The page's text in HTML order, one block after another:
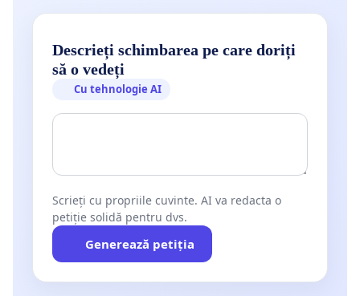
Descrieți schimbarea pe care doriți
să o vedeți
Cu tehnologie AI
Scrieți cu propriile cuvinte. AI va redacta o
petiție solidă pentru dvs.
Generează petiția